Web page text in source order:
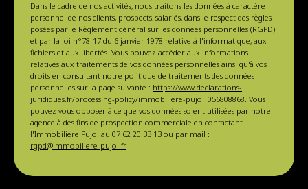
Dans le cadre de nos activités, nous traitons les données à caractère
personnel de nos clients, prospects, salariés, dans le respect des règles
posées par le Règlement général sur les données personnelles (RGPD)
et par la loi n°78-17 du 6 janvier 1978 relative à l'informatique, aux
fichiers et aux libertés. Vous pouvez accéder aux informations
relatives aux traitements de vos données personnelles ainsi qu'à vos
droits en consultant notre politique de traitements des données
personnelles sur la page suivante : https://www.declarations-
juridiques.fr/processing-policy/immobiliere-pujol_056808868. Vous
pouvez vous opposer à ce que vos données soient utilisées par notre
agence à des fins de prospection commerciale en contactant
l'Immobilière Pujol au 07 62 20 33 13 ou par mail :
rgpd@immobiliere-pujol.fr